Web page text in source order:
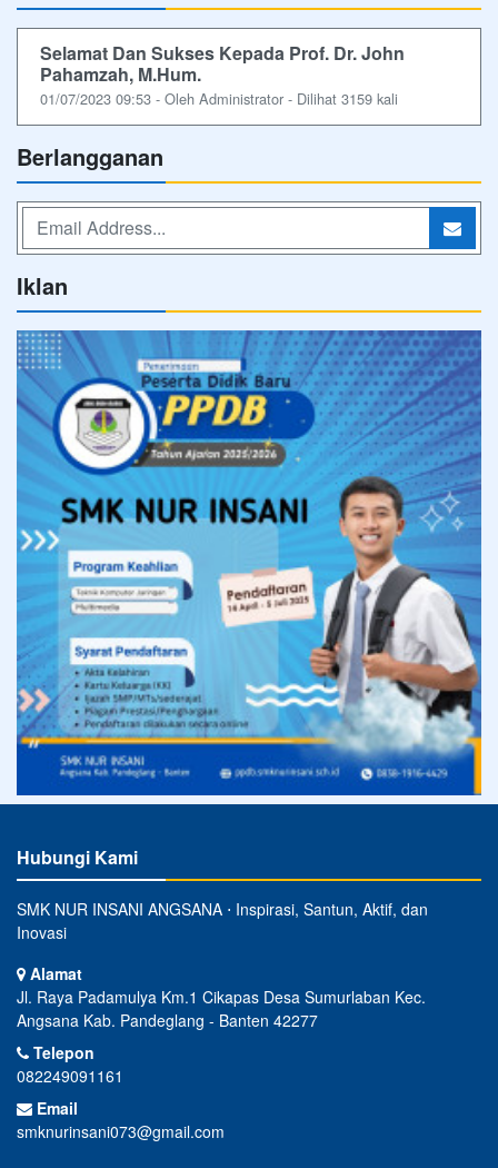
Selamat Dan Sukses Kepada Prof. Dr. John
Pahamzah, M.Hum.
01/07/2023 09:53 - Oleh Administrator - Dilihat 3159 kali
Berlangganan
Iklan
Hubungi Kami
SMK NUR INSANI ANGSANA ⋅ Inspirasi, Santun, Aktif, dan
Inovasi
Alamat
Jl. Raya Padamulya Km.1 Cikapas Desa Sumurlaban Kec.
Angsana Kab. Pandeglang - Banten 42277
Telepon
082249091161
Email
smknurinsani073@gmail.com